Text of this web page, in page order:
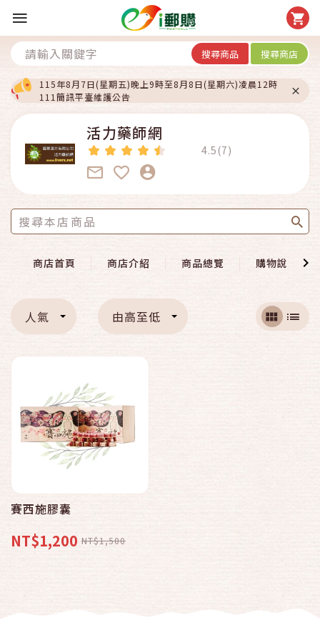
搜尋商品 搜尋商店
115年8月7日(星期五)晚上9時至8月8日(星期六)凌晨12時
111簡訊平臺維護公告
活力藥師網
4.5(7)
商店首頁 商店介紹 商品總覽 購物說明
人氣 由高至低
賽西施膠囊
NT$1,200 NT$1,500